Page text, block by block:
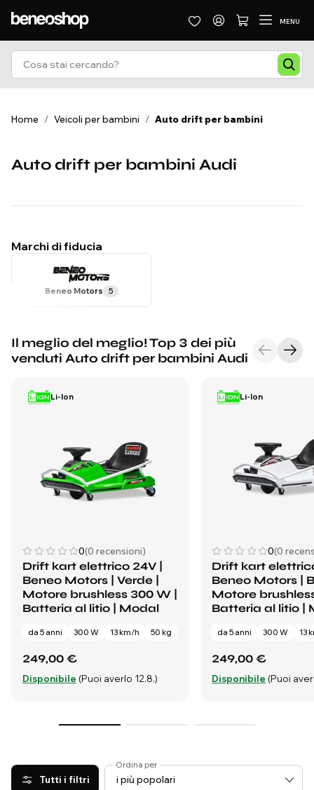
MENU
Home / Veicoli per bambini / Auto drift per bambini
Auto drift per bambini Audi
Marchi di fiducia
Beneo Motors 5
Il meglio del meglio! Top 3 dei più
venduti Auto drift per bambini Audi
Li-Ion
0(0 recensioni)
Drift kart elettrico 24V |
Beneo Motors | Verde |
Motore brushless 300 W |
Batteria al litio | Modal
da 5 anni 300 W 13 km/h 50 kg
249,00 €
Disponibile (Puoi averlo 12.8.)
Li-Ion
0(0
Drift kart
Beneo Motors |
Motore
Batteria al litio |
da 5 anni 300 W 13
249,00 €
Disponibile (Puoi
Tutti i filtri
Ordina per